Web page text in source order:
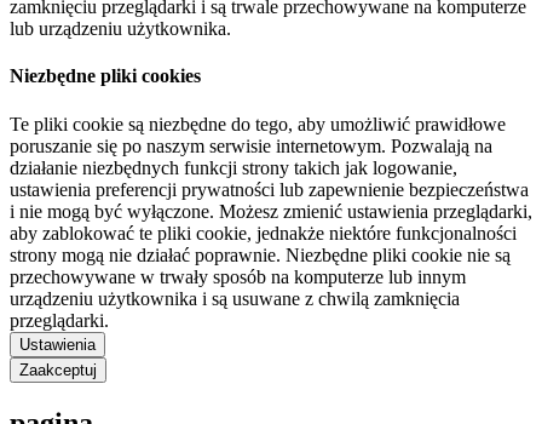
zamknięciu przeglądarki i są trwale przechowywane na komputerze
lub urządzeniu użytkownika.
Niezbędne pliki cookies
Te pliki cookie są niezbędne do tego, aby umożliwić prawidłowe
poruszanie się po naszym serwisie internetowym. Pozwalają na
działanie niezbędnych funkcji strony takich jak logowanie,
ustawienia preferencji prywatności lub zapewnienie bezpieczeństwa
i nie mogą być wyłączone. Możesz zmienić ustawienia przeglądarki,
aby zablokować te pliki cookie, jednakże niektóre funkcjonalności
strony mogą nie działać poprawnie. Niezbędne pliki cookie nie są
przechowywane w trwały sposób na komputerze lub innym
urządzeniu użytkownika i są usuwane z chwilą zamknięcia
przeglądarki.
Ustawienia
Zaakceptuj